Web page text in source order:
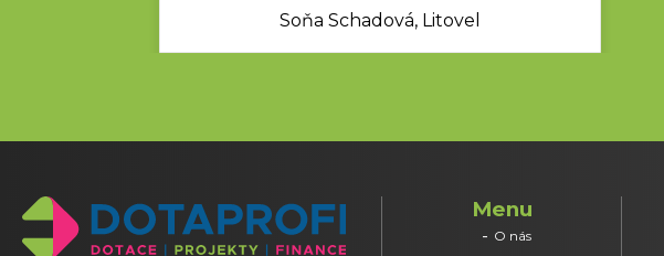
Soňa Schadová, Litovel
Menu
O nás